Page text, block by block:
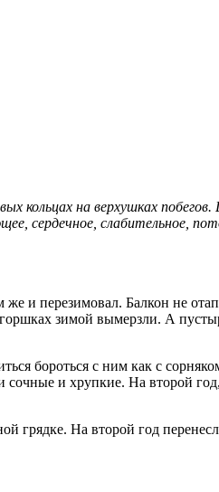
кольцах на верхушках
сердечное, слабительное,
и перезимовал. Балкон не
зимой вымерзли. А
бороться с ним как с
и хрупкие. На второй
грядке. На второй год